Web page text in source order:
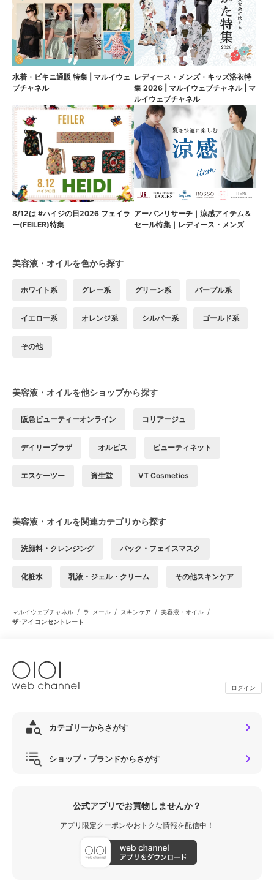
水着・ビキニ通販 特集 | マルイウェ
ブチャネル
レディース・メンズ・キッズ浴衣特
集 2026 | マルイウェブチャネル | マ
ルイウェブチャネル
8/12は #ハイジの日2026 フェイラ
ー(FEILER)特集
アーバンリサーチ｜涼感アイテム＆
セール特集｜レディース・メンズ
美容液・オイルを色から探す
ホワイト系 グレー系 グリーン系 パープル系
イエロー系 オレンジ系 シルバー系 ゴールド系
その他
美容液・オイルを他ショップから探す
阪急ビューティーオンライン コリアージュ
デイリープラザ オルビス ビューティネット
エスケーツー 資生堂 VT Cosmetics
美容液・オイルを関連カテゴリから探す
洗顔料・クレンジング パック・フェイスマスク
化粧水 乳液・ジェル・クリーム その他スキンケア
マルイウェブチャネル / ラ･メール / スキンケア / 美容液・オイル /
ザ･アイ コンセントレート
ログイン
カテゴリーからさがす
ショップ・ブランドからさがす
公式アプリでお買物しませんか？
アプリ限定クーポンやおトクな情報を配信中！